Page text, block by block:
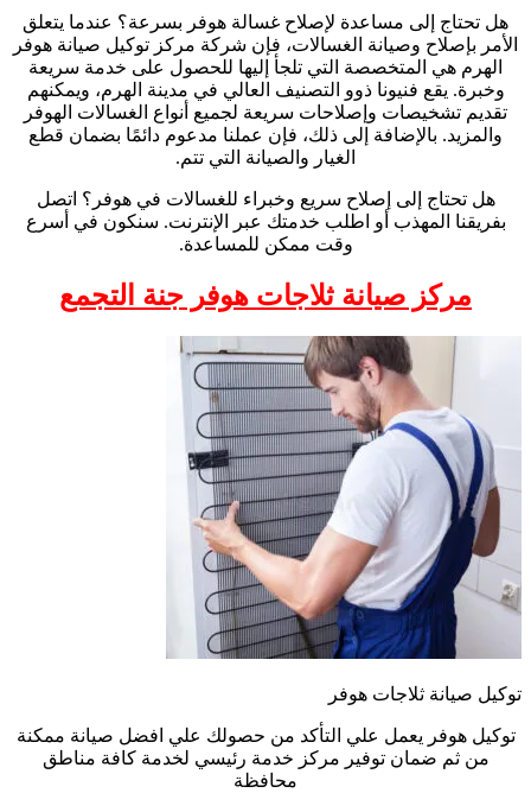
هل تحتاج إلى مساعدة لإصلاح غسالة هوفر بسرعة؟ عندما يتعلق
الأمر بإصلاح وصيانة الغسالات، فإن شركة مركز توكيل صيانة هوفر
الهرم هي المتخصصة التي تلجأ إليها للحصول على خدمة سريعة
وخبرة. يقع فنيونا ذوو التصنيف العالي في مدينة الهرم، ويمكنهم
تقديم تشخيصات وإصلاحات سريعة لجميع أنواع الغسالات الهوفر
والمزيد. بالإضافة إلى ذلك، فإن عملنا مدعوم دائمًا بضمان قطع
الغيار والصيانة التي تتم.
هل تحتاج إلى إصلاح سريع وخبراء للغسالات في هوفر؟ اتصل
بفريقنا المهذب أو اطلب خدمتك عبر الإنترنت. سنكون في أسرع
وقت ممكن للمساعدة.
مركز صيانة ثلاجات هوفر جنة التجمع
توكيل صيانة ثلاجات هوفر
توكيل هوفر يعمل علي التأكد من حصولك علي افضل صيانة ممكنة
من ثم ضمان توفير مركز خدمة رئيسي لخدمة كافة مناطق
محافظة